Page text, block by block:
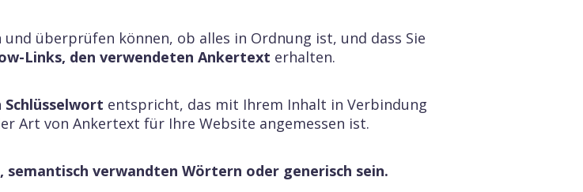
überprüfen können, ob alles in Ordnung ist, und dass Sie
Links, den verwendeten Ankertext erhalten.
entspricht, das mit Ihrem Inhalt in Verbindung
Art von Ankertext für Ihre Website angemessen ist.
verwandten Wörtern oder generisch sein.